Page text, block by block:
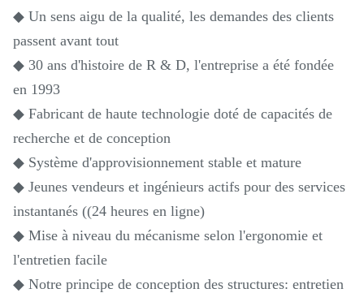
◆ Un sens aigu de la qualité, les demandes des clients
passent avant tout
◆ 30 ans d'histoire de R & D, l'entreprise a été fondée
en 1993
◆ Fabricant de haute technologie doté de capacités de
recherche et de conception
◆ Système d'approvisionnement stable et mature
◆ Jeunes vendeurs et ingénieurs actifs pour des services
instantanés ((24 heures en ligne)
◆ Mise à niveau du mécanisme selon l'ergonomie et
l'entretien facile
◆ Notre principe de conception des structures: entretien